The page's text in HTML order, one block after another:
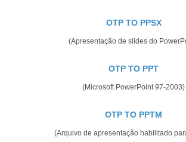
OTP TO PPSX
(Apresentação de slides do
OTP TO PPT
(Microsoft PowerPoint 97-2003)
OTP TO PPTM
(Arquivo de apresentação habilitado